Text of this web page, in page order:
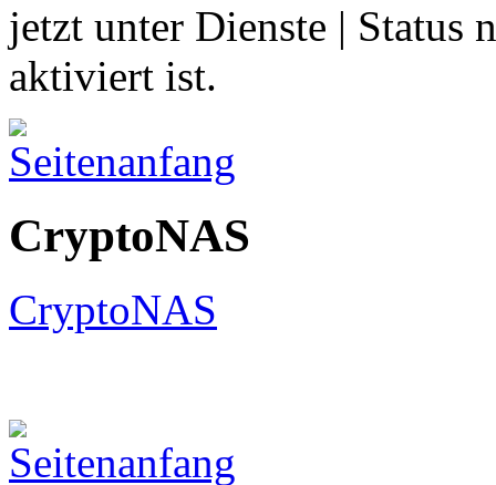
jetzt unter Dienste | Status
aktiviert ist.
CryptoNAS
CryptoNAS